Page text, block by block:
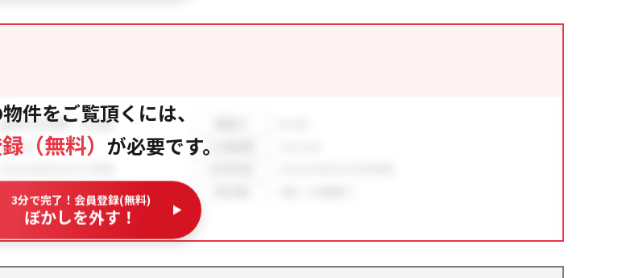
件をご覧頂くには、
（無料） が必要です。
3分で完了！会員登録(無料)
ぼかしを外す！